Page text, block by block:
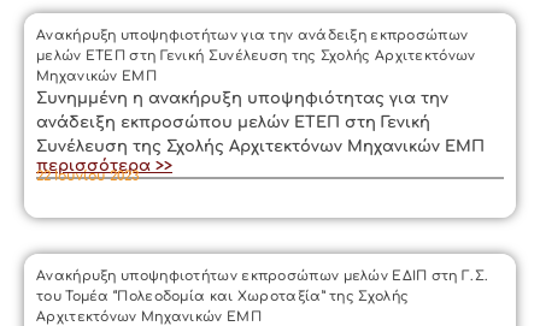
Ανακήρυξη υποψηφιοτήτων για την ανάδειξη εκπροσώπων
μελών ΕΤΕΠ στη Γενική Συνέλευση της Σχολής Αρχιτεκτόνων
Μηχανικών ΕΜΠ
Συνημμένη η ανακήρυξη υποψηφιότητας για την
ανάδειξη εκπροσώπου μελών ΕΤΕΠ στη Γενική
Συνέλευση της Σχολής Αρχιτεκτόνων Μηχανικών ΕΜΠ
περισσότερα >>
22 Ιουνίου 2023
Ανακήρυξη υποψηφιοτήτων εκπροσώπων μελών ΕΔΙΠ στη Γ.Σ.
του Τομέα “Πολεοδομία και Χωροταξία” της Σχολής
Αρχιτεκτόνων Μηχανικών ΕΜΠ